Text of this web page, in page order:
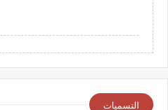
التسميات